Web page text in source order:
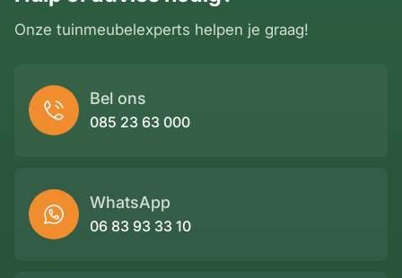
Onze tuinmeubelexperts helpen je graag!
Bel ons
085 23 63 000
WhatsApp
06 83 93 33 10